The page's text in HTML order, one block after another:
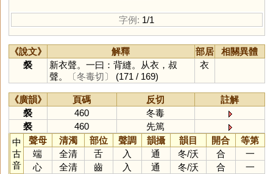
字例: 1/1
《說文》 解釋 部居
相關異體
裻
新衣聲。一曰：背縫。从衣，叔
聲。
〔冬毒切〕 (171 / 169)
衣
《廣韻》 頁碼 反切
註解
裻
460
冬毒
裻
460
先篤
中
古
音
聲母 清濁 部位 聲調 韻攝 韻目 開合
等第
端
全清 舌 入 通 冬/沃 合
一
心
全清 齒 入 通 冬/沃 合 一